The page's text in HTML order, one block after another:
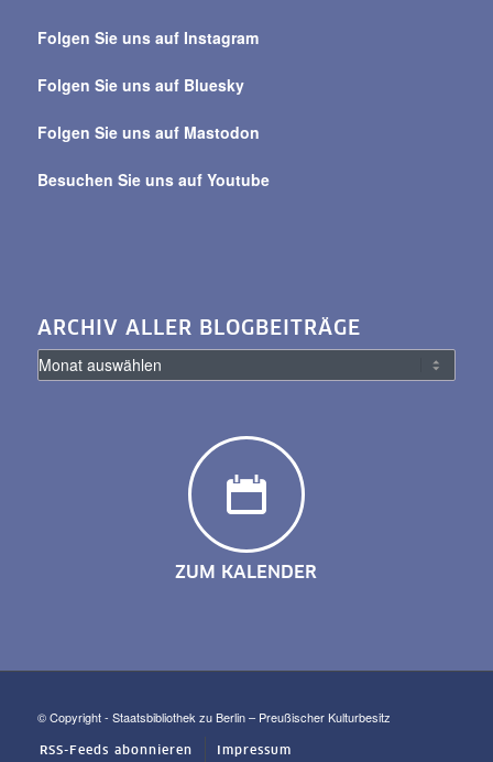
alle
Folgen Sie uns auf Instagram
Folgen Sie uns auf Bluesky
Folgen Sie uns auf Mastodon
Besuchen Sie uns auf Youtube
ARCHIV ALLER BLOGBEITRÄGE
ZUM KALENDER
© Copyright - Staatsbibliothek zu Berlin – Preußischer Kulturbesitz
RSS-Feeds abonnieren Impressum